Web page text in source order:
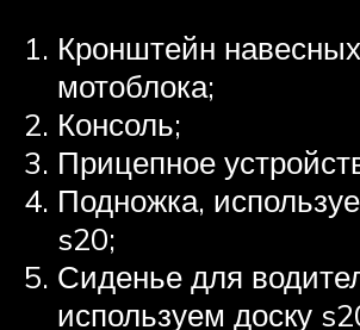
Кронштейн
мотоблока;
Консоль;
Прицепное
Подножка,
s20;
Сиденье для
используем доску